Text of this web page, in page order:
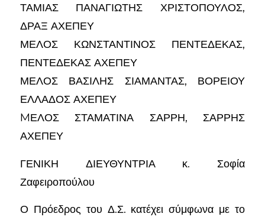
ΤΑΜΙΑΣ ΠΑΝΑΓΙΩΤΗΣ ΧΡΙΣΤΟΠΟΥΛΟΣ,
ΔΡΑΞ ΑΧΕΠΕΥ
ΜΕΛΟΣ ΚΩΝΣΤΑΝΤΙΝΟΣ ΠΕΝΤΕΔΕΚΑΣ,
ΠΕΝΤΕΔΕΚΑΣ ΑΧΕΠΕΥ
ΜΕΛΟΣ ΒΑΣΙΛΗΣ ΣΙΑΜΑΝΤΑΣ, ΒΟΡΕΙΟΥ
ΕΛΛΑΔΟΣ ΑΧΕΠΕΥ
MΕΛΟΣ ΣΤΑΜΑΤΙΝΑ ΣΑΡΡΗ, ΣΑΡΡΗΣ
ΑΧΕΠΕΥ
ΓΕΝΙΚΗ ΔΙΕΥΘΥΝΤΡΙΑ κ. Σοφία
Ζαφειροπούλου
Ο Πρόεδρος του Δ.Σ. κατέχει σύμφωνα με το